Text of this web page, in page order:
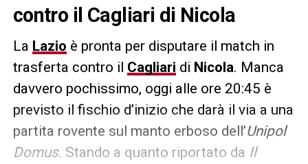
contro il Cagliari di Nicola
La Lazio è pronta per disputare il match in
trasferta contro il Cagliari di Nicola. Manca
davvero pochissimo, oggi alle ore 20:45 è
previsto il fischio d’inizio che darà il via a una
partita rovente sul manto erboso dell’Unipol
Domus. Stando a quanto riportato da Il